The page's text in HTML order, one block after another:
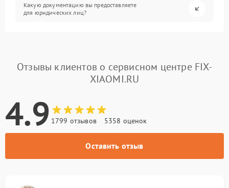
Какую документацию вы предоставляете
для юридических лиц?
Отзывы клиентов о сервисном центре FIX-
XIAOMI.RU
4.9 1799 отзывов 5358 оценок
Оставить отзыв